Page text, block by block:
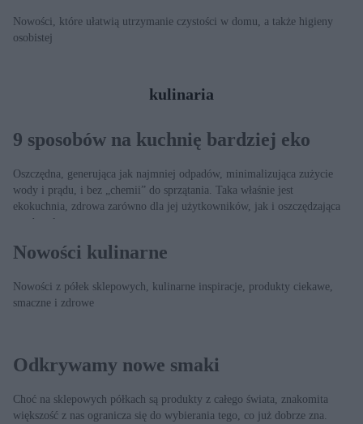
Nowości, które ułatwią utrzymanie czystości w domu, a także higieny
osobistej
kulinaria
9 sposobów na kuchnię bardziej eko
Oszczędna, generująca jak najmniej odpadów, minimalizująca zużycie
wody i prądu, i bez „chemii” do sprzątania. Taka właśnie jest
ekokuchnia, zdrowa zarówno dla jej użytkowników, jak i oszczędzająca
zasoby planety.
Nowości kulinarne
Nowości z półek sklepowych, kulinarne inspiracje, produkty ciekawe,
smaczne i zdrowe
Odkrywamy nowe smaki
Choć na sklepowych półkach są produkty z całego świata, znakomita
większość z nas ogranicza się do wybierania tego, co już dobrze zna.